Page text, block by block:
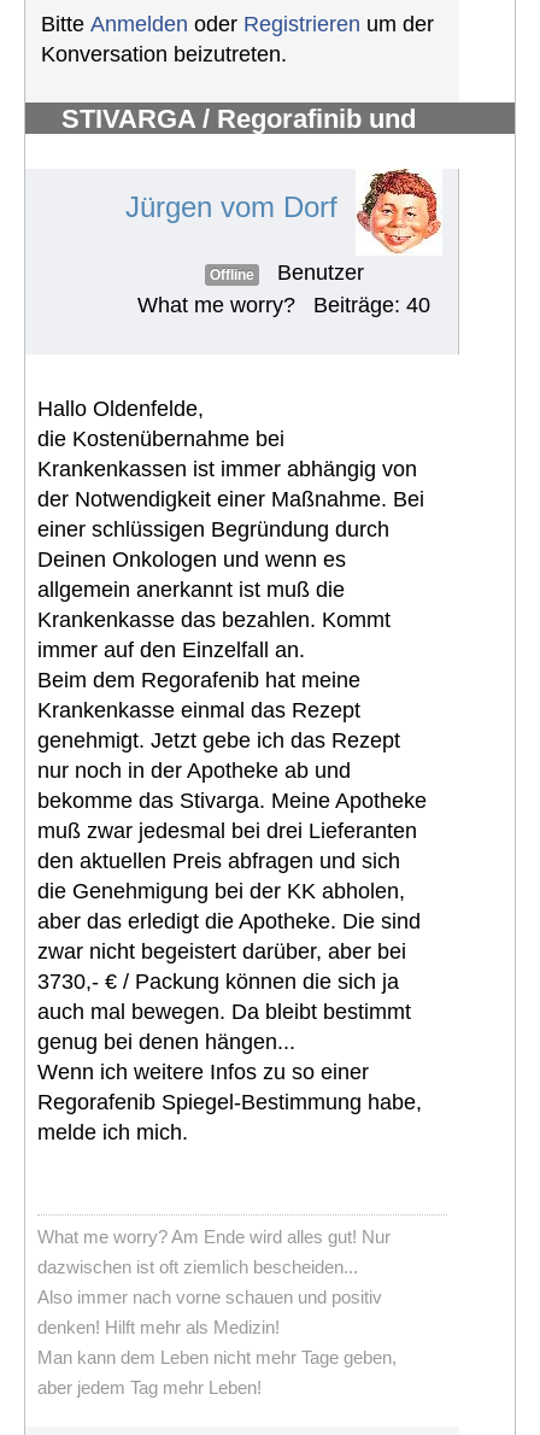
Bitte Anmelden oder Registrieren um der
Konversation beizutreten.
STIVARGA / Regorafinib und
Jürgen vom Dorf
Offline
Benutzer
What me worry?
Beiträge: 40
Hallo Oldenfelde,
die Kostenübernahme bei
Krankenkassen ist immer abhängig von
der Notwendigkeit einer Maßnahme. Bei
einer schlüssigen Begründung durch
Deinen Onkologen und wenn es
allgemein anerkannt ist muß die
Krankenkasse das bezahlen. Kommt
immer auf den Einzelfall an.
Beim dem Regorafenib hat meine
Krankenkasse einmal das Rezept
genehmigt. Jetzt gebe ich das Rezept
nur noch in der Apotheke ab und
bekomme das Stivarga. Meine Apotheke
muß zwar jedesmal bei drei Lieferanten
den aktuellen Preis abfragen und sich
die Genehmigung bei der KK abholen,
aber das erledigt die Apotheke. Die sind
zwar nicht begeistert darüber, aber bei
3730,- € / Packung können die sich ja
auch mal bewegen. Da bleibt bestimmt
genug bei denen hängen...
Wenn ich weitere Infos zu so einer
Regorafenib Spiegel-Bestimmung habe,
melde ich mich.
What me worry? Am Ende wird alles gut! Nur
dazwischen ist oft ziemlich bescheiden...
Also immer nach vorne schauen und positiv
denken! Hilft mehr als Medizin!
Man kann dem Leben nicht mehr Tage geben,
aber jedem Tag mehr Leben!